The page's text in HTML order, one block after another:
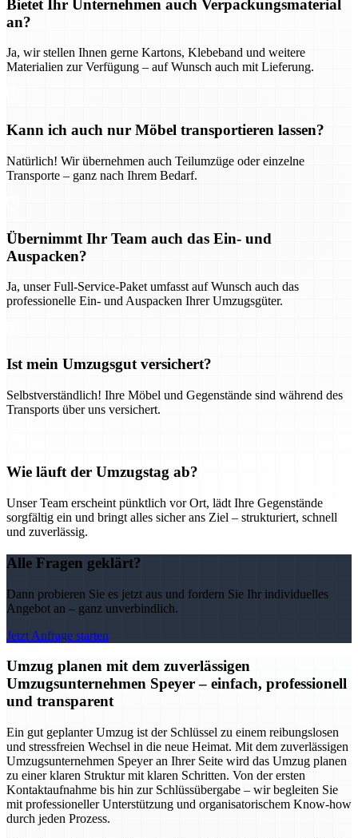
Bietet Ihr Unternehmen auch Verpackungsmaterial
an?
Ja, wir stellen Ihnen gerne Kartons, Klebeband und weitere
Materialien zur Verfügung – auf Wunsch auch mit Lieferung.
Kann ich auch nur Möbel transportieren lassen?
Natürlich! Wir übernehmen auch Teilumzüge oder einzelne
Transporte – ganz nach Ihrem Bedarf.
Übernimmt Ihr Team auch das Ein- und
Auspacken?
Ja, unser Full-Service-Paket umfasst auf Wunsch auch das
professionelle Ein- und Auspacken Ihrer Umzugsgüter.
Ist mein Umzugsgut versichert?
Selbstverständlich! Ihre Möbel und Gegenstände sind während des
Transports über uns versichert.
Wie läuft der Umzugstag ab?
Unser Team erscheint pünktlich vor Ort, lädt Ihre Gegenstände
sorgfältig ein und bringt alles sicher ans Ziel – strukturiert, schnell
und zuverlässig.
Alle Fragen geklärt?
Dann probieren Sie es jetzt aus und fordern Sie Ihr individuelles
Angebot an – ganz unverbindlich.
Jetzt Anfrage starten
Umzug planen mit dem zuverlässigen
Umzugsunternehmen Speyer – einfach, professionell
und transparent
Ein gut geplanter Umzug ist der Schlüssel zu einem reibungslosen
und stressfreien Wechsel in die neue Heimat. Mit dem zuverlässigen
Umzugsunternehmen Speyer an Ihrer Seite wird das Umzug planen
zu einer klaren Struktur mit klaren Schritten. Von der ersten
Kontaktaufnahme bis hin zur Schlüssübergabe – wir begleiten Sie
mit professioneller Unterstützung und organisatorischem Know-how
durch jeden Prozess.